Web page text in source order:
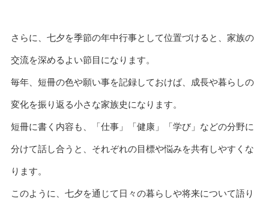
さらに、七夕を季節の年中行事として位置づけると、家族の
交流を深めるよい節目になります。
毎年、短冊の色や願い事を記録しておけば、成長や暮らしの
変化を振り返る小さな家族史になります。
短冊に書く内容も、「仕事」「健康」「学び」などの分野に
分けて話し合うと、それぞれの目標や悩みを共有しやすくな
ります。
このように、七夕を通じて日々の暮らしや将来について語り